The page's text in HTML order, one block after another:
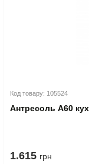
Код товару: 105524
Антресоль А60
1.615 грн